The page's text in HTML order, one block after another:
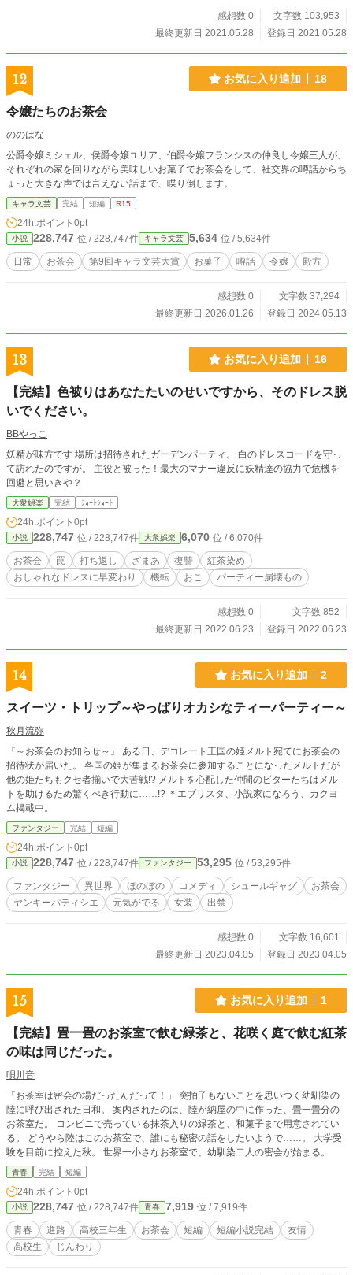
感想数 0
文字数 103,953
最終更新日 2021.05.28
登録日 2021.05.28
12 お気に入り追加 18
令嬢たちのお茶会
ののはな
公爵令嬢ミシェル、侯爵令嬢ユリア、伯爵令嬢フランシスの仲良し令嬢三人が、
それぞれの家を回りながら美味しいお菓子でお茶会をして、社交界の噂話からち
ょっと大きな声では言えない話まで、喋り倒します。
キャラ文芸 完結 短編 R15
24h.ポイント 0pt
小説 228,747 位 / 228,747件 キャラ文芸 5,634 位 / 5,634件
日常 お茶会 第9回キャラ文芸大賞 お菓子 噂話 令嬢 殿方
感想数 0
文字数 37,294
最終更新日 2026.01.26
登録日 2024.05.13
13 お気に入り追加 16
【完結】色被りはあなたたいのせいですから、そのドレス脱
いでください。
BBやっこ
妖精が味方です 場所は招待されたガーデンパーティ。 白のドレスコードを守っ
て訪れたのですが。 主役と被った！最大のマナー違反に妖精達の協力で危機を
回避と思いきや？
大衆娯楽 完結 ｼｮｰﾄｼｮｰﾄ
24h.ポイント 0pt
小説 228,747 位 / 228,747件 大衆娯楽 6,070 位 / 6,070件
お茶会 罠 打ち返し ざまあ 復讐
紅茶染め
おしゃれなドレスに早変わり
機転 おこ パーティー崩壊もの
感想数 0
文字数 852
最終更新日 2022.06.23
登録日 2022.06.23
14 お気に入り追加 2
スイーツ・トリップ～やっぱりオカシなティーパーティー～
秋月流弥
『～お茶会のお知らせ～』 ある日、デコレート王国の姫メルト宛てにお茶会の
招待状が届いた。 各国の姫が集まるお茶会に参加することになったメルトだが
他の姫たちもクセ者揃いで大苦戦!? メルトを心配した仲間のビターたちはメル
トを助けるため驚くべき行動に……!? ＊エブリスタ、小説家になろう、カクヨ
ム掲載中。
ファンタジー 完結 短編
24h.ポイント 0pt
小説 228,747 位 / 228,747件 ファンタジー 53,295 位 / 53,295件
ファンタジー 異世界 ほのぼの コメディ シュールギャグ
お茶会
ヤンキーパティシエ
元気がでる 女装 出禁
感想数 0
文字数 16,601
最終更新日 2023.04.05
登録日 2023.04.05
15 お気に入り追加 1
【完結】畳一畳のお茶室で飲む緑茶と、花咲く庭で飲む紅茶
の味は同じだった。
唄川音
「お茶室は密会の場だったんだって！」 突拍子もないことを思いつく幼馴染の
陸に呼び出された日和。 案内されたのは、陸が納屋の中に作った、畳一畳分の
お茶室だ。 コンビニで売っている抹茶入りの緑茶と、和菓子まで用意されてい
る。 どうやら陸はこのお茶室で、誰にも秘密の話をしたいようで……。 大学受
験を目前に控えた秋。 世界一小さなお茶室で、幼馴染二人の密会が始まる。
青春 完結 短編
24h.ポイント 0pt
小説 228,747 位 / 228,747件 青春 7,919 位 / 7,919件
青春 進路 高校三年生 お茶会 短編 短編小説完結
友情
高校生
じんわり